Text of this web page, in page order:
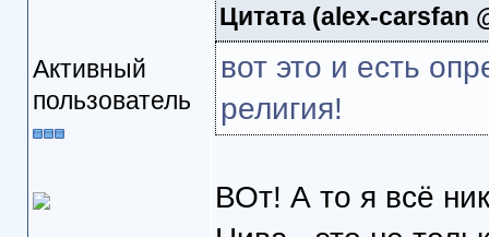
Активный
пользователь
Цитата(alex-carsfan
вот это и есть
религия!
ВОт! А то я всё